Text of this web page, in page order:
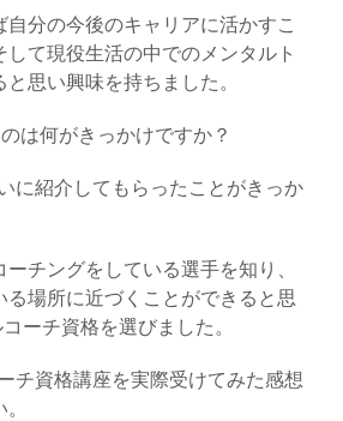
自分の今後のキャリアに活かすこ
して現役生活の中でのメンタルト
思い興味を持ちました。
は何がきっかけですか？
に紹介してもらったことがきっか
チングをしている選手を知り、
る場所に近づくことができると思
ーチ資格を選びました。
チ資格講座を実際受けてみた感想